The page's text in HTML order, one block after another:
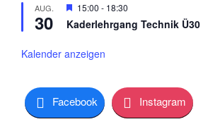
o
b
r
e
o
n
AUG.
30
H
r
o
e
o
b
15:00 - 18:30
Kaderlehrgang Technik Ü30
Kalender anzeigen
Facebook Instagram